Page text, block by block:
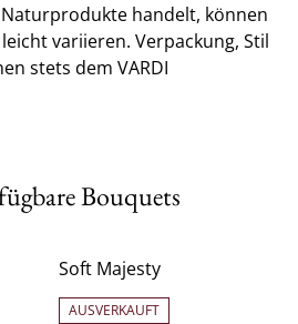
handelt, können
variieren. Verpackung, Stil
stets dem VARDI
Bouquets
%
Soft Majesty
AUSVERKAUFT